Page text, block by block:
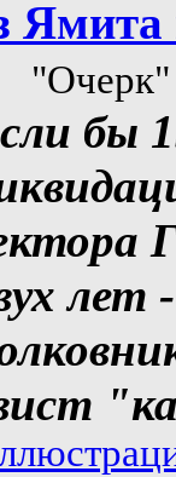
Ямита
"Очерк"
бы
лет